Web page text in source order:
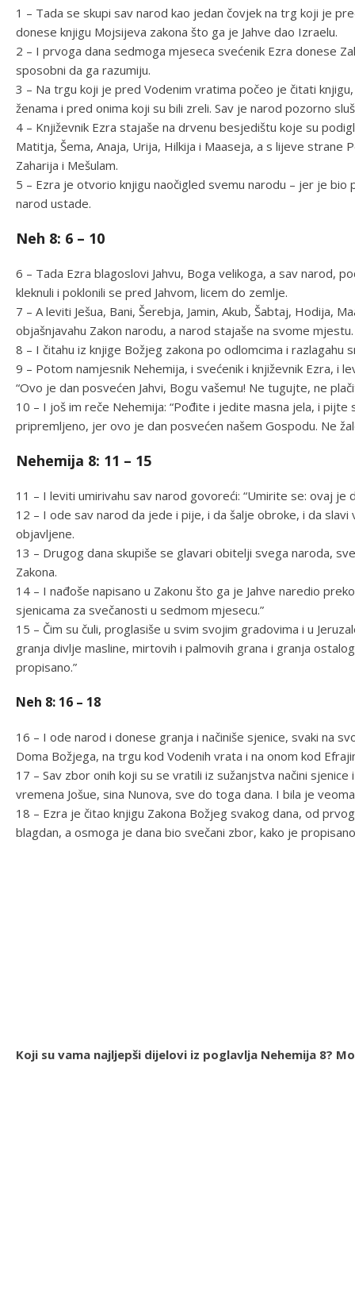
1 – Tada se skupi sav narod kao jedan čovjek na trg koji je
donese knjigu Mojsijeva zakona što ga je Jahve dao Izraelu.
2 – I prvoga dana sedmoga mjeseca svećenik Ezra donese
sposobni da ga razumiju.
3 – Na trgu koji je pred Vodenim vratima počeo je čitati
ženama i pred onima koji su bili zreli. Sav je narod pozorno
4 – Književnik Ezra stajaše na drvenu besjedištu koje su
Matitja, Šema, Anaja, Urija, Hilkija i Maaseja, a s lijeve strane
Zaharija i Mešulam.
5 – Ezra je otvorio knjigu naočigled svemu narodu – jer je
narod ustade.
Neh 8: 6 – 10
6 – Tada Ezra blagoslovi Jahvu, Boga velikoga, a sav narod,
kleknuli i poklonili se pred Jahvom, licem do zemlje.
7 – A leviti Ješua, Bani, Šerebja, Jamin, Akub, Šabtaj, Hodija,
objašnjavahu Zakon narodu, a narod stajaše na svome mjestu.
8 – I čitahu iz knjige Božjeg zakona po odlomcima i
9 – Potom namjesnik Nehemija, i svećenik i književnik Ezra, i
“Ovo je dan posvećen Jahvi, Bogu vašemu! Ne tugujte, ne
10 – I još im reče Nehemija: “Pođite i jedite masna jela, i
pripremljeno, jer ovo je dan posvećen našem Gospodu. Ne
Nehemija 8: 11 – 15
11 – I leviti umirivahu sav narod govoreći: “Umirite se: ovaj je
12 – I ode sav narod da jede i pije, i da šalje obroke, i da
objavljene.
13 – Drugog dana skupiše se glavari obitelji svega naroda,
Zakona.
14 – I nađoše napisano u Zakonu što ga je Jahve naredio
sjenicama za svečanosti u sedmom mjesecu.”
15 – Čim su čuli, proglasiše u svim svojim gradovima i u
granja divlje masline, mirtovih i palmovih grana i granja
propisano.”
Neh 8: 16 – 18
16 – I ode narod i donese granja i načiniše sjenice, svaki na
Doma Božjega, na trgu kod Vodenih vrata i na onom kod
17 – Sav zbor onih koji su se vratili iz sužanjstva načini
vremena Jošue, sina Nunova, sve do toga dana. I bila je
18 – Ezra je čitao knjigu Zakona Božjeg svakog dana, od
blagdan, a osmoga je dana bio svečani zbor, kako je
Koji su vama najljepši dijelovi iz poglavlja Nehemija 8?